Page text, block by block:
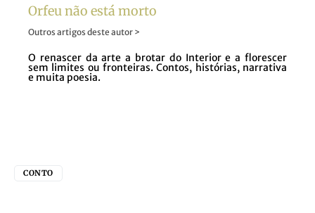
Orfeu não está morto
Outros artigos deste autor >
O renascer da arte a brotar do Interior e a florescer
sem limites ou fronteiras. Contos, histórias, narrativa
e muita poesia.
CONTO